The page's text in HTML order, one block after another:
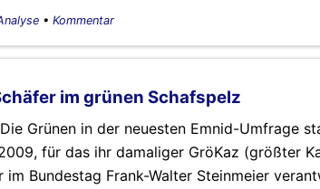
• Kommentar
im grünen Schafspelz
Grünen in der neuesten Emnid-Umfrage
für das ihr damaliger GröKaz (größter
im Bundestag Frank-Walter Steinmeier